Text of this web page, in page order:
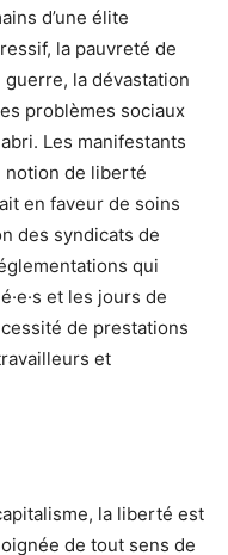
d’une élite
la pauvreté de
la dévastation
problèmes sociaux
Les manifestants
notion de liberté
en faveur de soins
des syndicats de
qui
et les jours de
de prestations
et
la liberté est
de tout sens de